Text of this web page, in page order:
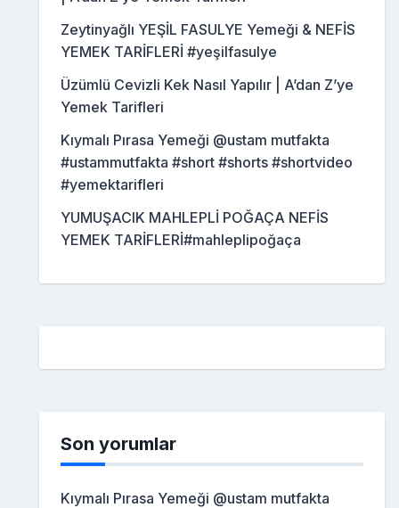
Zeytinyağlı YEŞİL FASULYE Yemeği & NEFİS
YEMEK TARİFLERİ #yeşilfasulye
Üzümlü Cevizli Kek Nasıl Yapılır | A’dan Z’ye
Yemek Tarifleri
Kıymalı Pırasa Yemeği @ustam mutfakta
#ustammutfakta #short #shorts #shortvideo
#yemektarifleri
YUMUŞACIK MAHLEPLİ POĞAÇA NEFİS
YEMEK TARİFLERİ#mahleplipoğaça
Son yorumlar
Kıymalı Pırasa Yemeği @ustam mutfakta